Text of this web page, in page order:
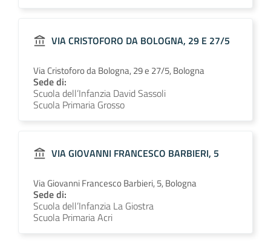
VIA CRISTOFORO DA BOLOGNA, 29 E 27/5
Via Cristoforo da Bologna, 29 e 27/5, Bologna
Sede di:
Scuola dell’Infanzia David Sassoli
Scuola Primaria Grosso
VIA GIOVANNI FRANCESCO BARBIERI, 5
Via Giovanni Francesco Barbieri, 5, Bologna
Sede di:
Scuola dell’Infanzia La Giostra
Scuola Primaria Acri